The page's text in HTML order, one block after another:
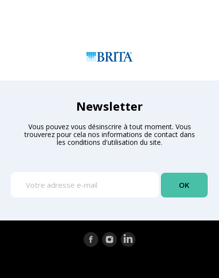
Newsletter
Vous pouvez vous désinscrire à tout moment. Vous
trouverez pour cela nos informations de contact dans
les conditions d'utilisation du site.